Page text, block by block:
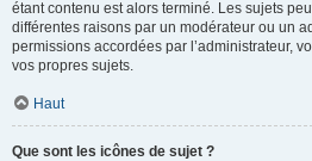
étant contenu est alors terminé. Les sujets
différentes raisons par un modérateur ou un
permissions accordées par l’administrateur,
vos propres sujets.
Haut
Que sont les icônes de sujet ?